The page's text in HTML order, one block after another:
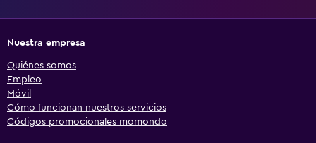
Nuestra empresa
Quiénes somos
Empleo
Móvil
Cómo funcionan nuestros servicios
Códigos promocionales momondo